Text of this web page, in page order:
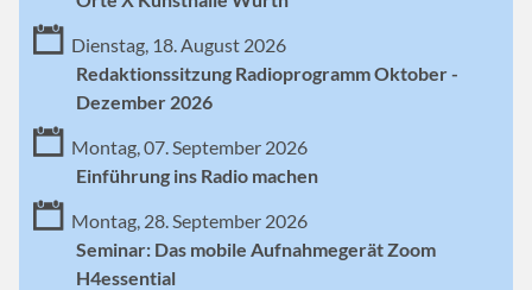
Dienstag, 18. August 2026
Redaktionssitzung Radioprogramm Oktober -
Dezember 2026
Montag, 07. September 2026
Einführung ins Radio machen
Montag, 28. September 2026
Seminar: Das mobile Aufnahmegerät Zoom
H4essential